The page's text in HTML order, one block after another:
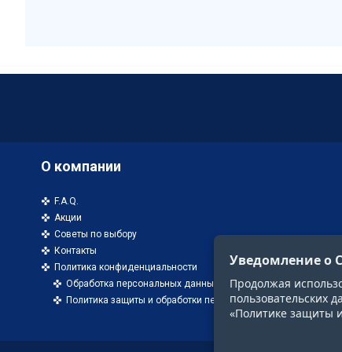
О компании
F.A.Q.
Акции
Советы по выбору
Контакты
Политика конфиденциальности
Обработка персональных данных
Политика защиты и обработки персональных данных
Уведомление о
Продолжая
пользовательских
«Политике защиты